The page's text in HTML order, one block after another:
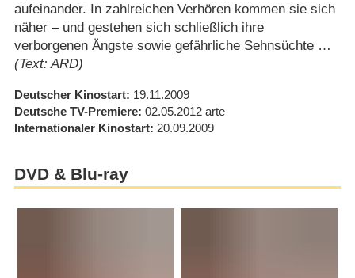
aufeinander. In zahlreichen Verhören kommen sie sich
näher – und gestehen sich schließlich ihre
verborgenen Ängste sowie gefährliche Sehnsüchte …
(Text: ARD)
Deutscher Kinostart 19.11.2009
Deutsche TV-Premiere 02.05.2012 arte
Internationaler Kinostart 20.09.2009
DVD & Blu-ray